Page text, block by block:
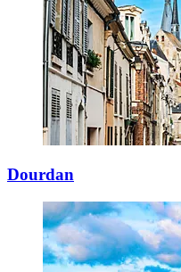
Dourdan